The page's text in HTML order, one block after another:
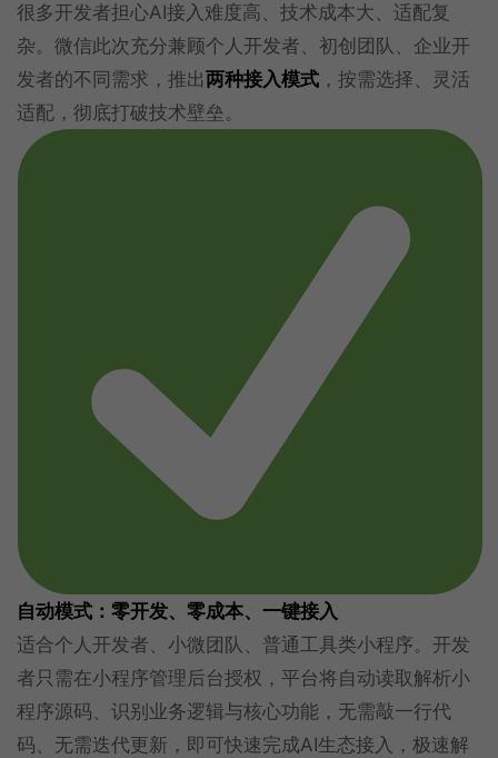
很多开发者担心AI接入难度高、技术成本大、适配复
杂。微信此次充分兼顾个人开发者、初创团队、企业开
发者的不同需求，推出两种接入模式 ，按需选择、灵活
适配，彻底打破技术壁垒。
自动模式：零开发、零成本、一键接入
适合个人开发者、小微团队、普通工具类小程序。开发
者只需在小程序管理后台授权，平台将自动读取解析小
程序源码、识别业务逻辑与核心功能，无需敲一行代
码、无需迭代更新，即可快速完成AI生态接入，极速解